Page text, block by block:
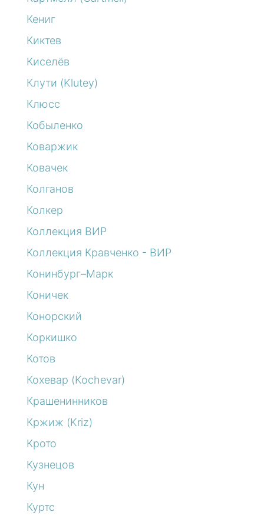
Кениг
Киктев
Киселёв
Клути (Klutey)
Клюсс
Кобыленко
Коваржик
Ковачек
Колганов
Колкер
Коллекция ВИР
Коллекция Кравченко - ВИР
Конинбург–Марк
Коничек
Конорский
Коркишко
Котов
Кохевар (Kochevar)
Крашенинников
Кржиж (Kriz)
Крото
Кузнецов
Кун
Куртс